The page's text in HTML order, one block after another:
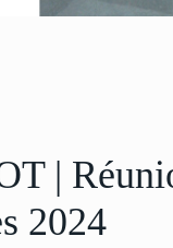
|
2024